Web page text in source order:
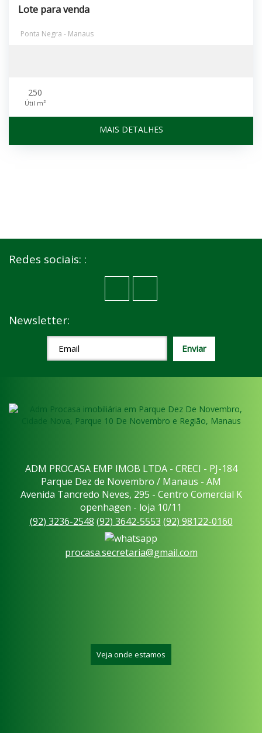
Lote para venda
Ponta Negra - Manaus
250
Útil m²
MAIS DETALHES
Redes sociais: :
Newsletter:
ADM PROCASA EMP IMOB LTDA - CRECI - PJ-184
Parque Dez de Novembro / Manaus - AM
Avenida Tancredo Neves, 295 - Centro Comercial K
openhagen - loja 10/11
(92) 3236-2548 (92) 3642-5553 (92) 98122-0160
procasa.secretaria@gmail.com
Veja onde estamos